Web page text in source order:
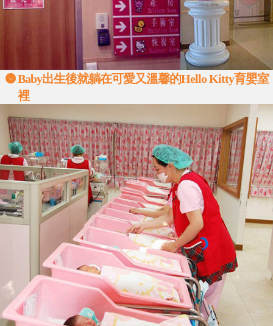
Baby出生後就躺在可愛又溫馨的Hello Kitty育嬰室
裡